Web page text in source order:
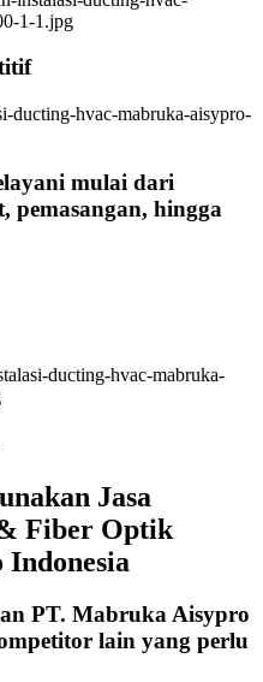
mulai dari
pemasangan, hingga
Jasa
Fiber Optik
PT. Mabruka Aisypro
lain yang perlu